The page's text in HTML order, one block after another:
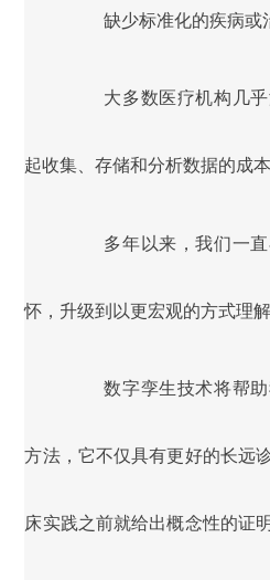
缺少标准化的疾病或
大多数医疗机构几
起收集、存储和分析数据的成本
多年以来，我们一
怀，升级到以更宏观的方式理
数字孪生技术将帮
方法，它不仅具有更好的长远
床实践之前就给出概念性的证